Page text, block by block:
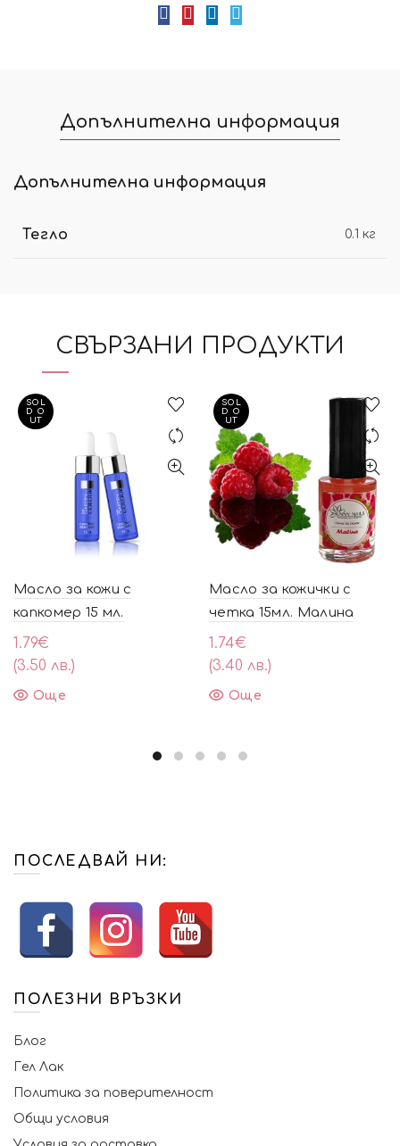
Допълнителна информация
Допълнителна информация
Тегло 0.1 кг
СВЪРЗАНИ ПРОДУКТИ
SOL
D O
UT
Масло за кожи с
капкомер 15 мл.
1.79€
(3.50 лв.)
Още
SOL
D O
UT
Масло за кожички с
четка 15мл. Малина
1.74€
(3.40 лв.)
Още
ПОСЛЕДВАЙ НИ:
ПОЛЕЗНИ ВРЪЗКИ
Блог
Гел Лак
Политика за поверителност
Общи условия